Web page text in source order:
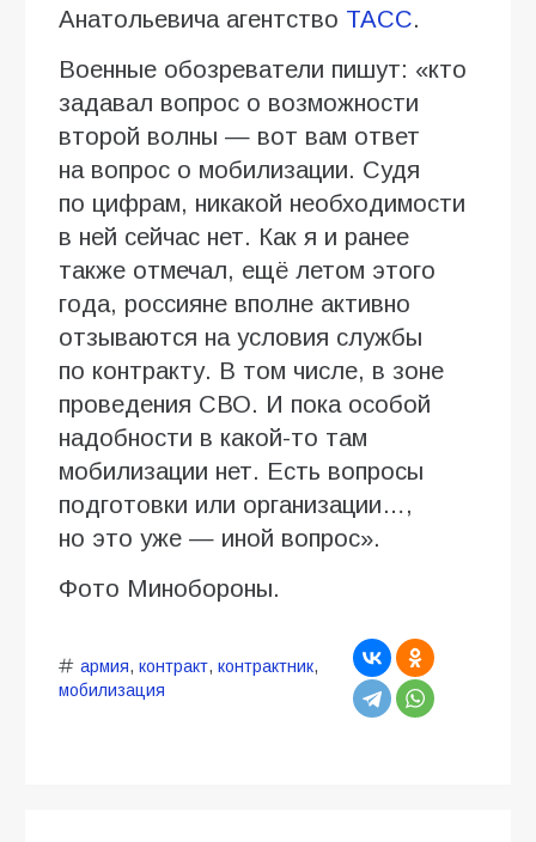
Анатольевича агентство ТАСС.
Военные обозреватели пишут: «кто
задавал вопрос о возможности
второй волны — вот вам ответ
на вопрос о мобилизации. Судя
по цифрам, никакой необходимости
в ней сейчас нет. Как я и ранее
также отмечал, ещё летом этого
года, россияне вполне активно
отзываются на условия службы
по контракту. В том числе, в зоне
проведения СВО. И пока особой
надобности в какой-то там
мобилизации нет. Есть вопросы
подготовки или организации…,
но это уже — иной вопрос».
Фото Минобороны.
армия, контракт, контрактник,
мобилизация